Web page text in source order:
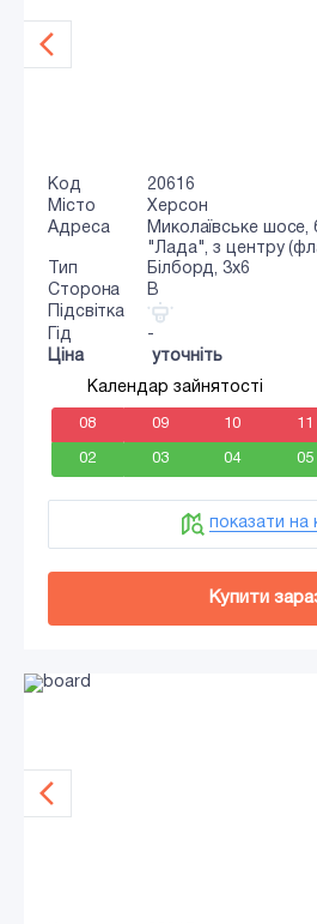
Код
20616
Місто
Херсон
Адреса
Миколаївське шосе,
"Лада", з центру
Тип
Білборд, 3x6
Сторона
B
Підсвітка
Гід
-
Ціна
уточніть
Календар зайнятості
08 09 10 11
02 03 04 05
показати на
Купити